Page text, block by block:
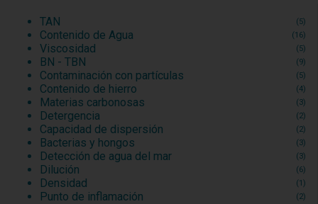
TAN (5)
Contenido de Agua (16)
Viscosidad (5)
BN - TBN (9)
Contaminación con partículas (5)
Contenido de hierro (4)
Materias carbonosas (3)
Detergencia (2)
Capacidad de dispersión (2)
Bacterias y hongos (3)
Detección de agua del mar (3)
Dilución (6)
Densidad (1)
Punto de inflamación (2)